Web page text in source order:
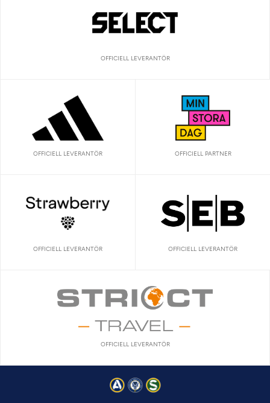
OFFICIELL LEVERANTÖR
OFFICIELL LEVERANTÖR OFFICIELL PARTNER
OFFICIELL LEVERANTÖR OFFICIELL LEVERANTÖR
OFFICIELL LEVERANTÖR